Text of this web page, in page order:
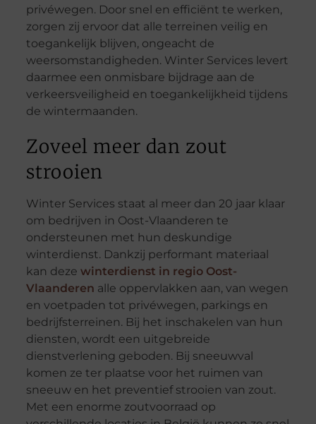
privéwegen. Door snel en efficiënt te werken,
zorgen zij ervoor dat alle terreinen veilig en
toegankelijk blijven, ongeacht de
weersomstandigheden. Winter Services levert
daarmee een onmisbare bijdrage aan de
verkeersveiligheid en toegankelijkheid tijdens
de wintermaanden.
Zoveel meer dan zout
strooien
Winter Services staat al meer dan 20 jaar klaar
om bedrijven in Oost-Vlaanderen te
ondersteunen met hun deskundige
winterdienst. Dankzij performant materiaal
kan deze winterdienst in regio Oost-
Vlaanderen alle oppervlakken aan, van wegen
en voetpaden tot privéwegen, parkings en
bedrijfsterreinen. Bij het inschakelen van hun
diensten, wordt een uitgebreide
dienstverlening geboden. Bij sneeuwval
komen ze ter plaatse voor het ruimen van
sneeuw en het preventief strooien van zout.
Met een enorme zoutvoorraad op